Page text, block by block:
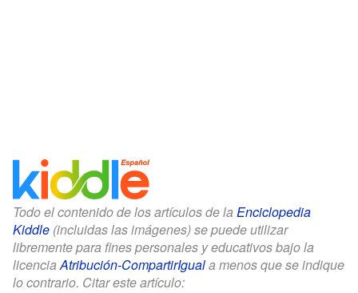
Todo el contenido de los artículos de la Enciclopedia
Kiddle (incluidas las imágenes) se puede utilizar
libremente para fines personales y educativos bajo la
licenciaAtribución-CompartirIguala menos que se indique
lo contrario. Citar este artículo: